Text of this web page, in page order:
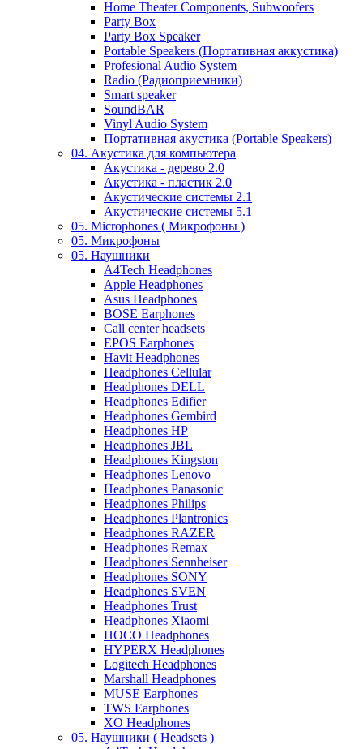
Home Theater Components, Subwoofers
Party Box
Party Box Speaker
Portable Speakers (Портативная аккустика)
Profesional Audio System
Radio (Радиоприемники)
Smart speaker
SoundBAR
Vinyl Audio System
Портативная акустика (Portable Speakers)
04. Акустика для компьютера
Акустика - дерево 2.0
Акустика - пластик 2.0
Акустические системы 2.1
Акустические системы 5.1
05. Microphones ( Микрофоны )
05. Микрофоны
05. Наушники
A4Tech Headphones
Apple Headphones
Asus Headphones
BOSE Earphones
Call center headsets
EPOS Earphones
Havit Headphones
Headphones Cellular
Headphones DELL
Headphones Edifier
Headphones Gembird
Headphones HP
Headphones JBL
Headphones Kingston
Headphones Lenovo
Headphones Panasonic
Headphones Philips
Headphones Plantronics
Headphones RAZER
Headphones Remax
Headphones Sennheiser
Headphones SONY
Headphones SVEN
Headphones Trust
Headphones Xiaomi
HOCO Headphones
HYPERX Headphones
Logitech Headphones
Marshall Headphones
MUSE Earphones
TWS Earphones
XO Headphones
05. Наушники ( Headsets )